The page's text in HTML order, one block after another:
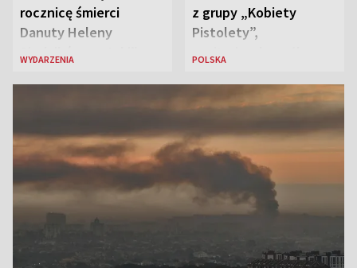
rocznicę śmierci
Danuty Heleny
Siedzikówny „Inki”
WYDARZENIA
z grupy „Kobiety
Pistolety”,
sanitariuszka pułku
POLSKA